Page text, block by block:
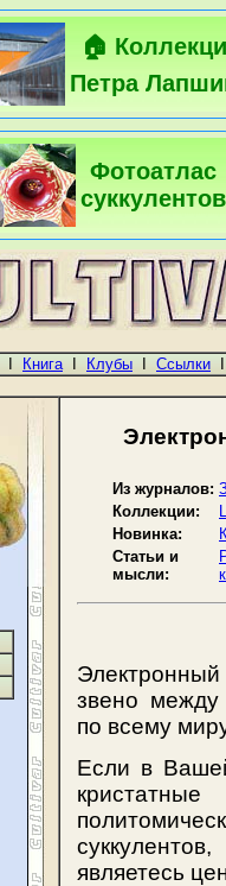
🏠
Петра
Фотоатлас
суккулентов
КнигаI Клубы Ссылки
Из журналов:
Коллекции:
Новинка:
Статьи и
мысли:
звено между
по всему
Если в
являетесь